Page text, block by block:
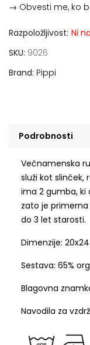
→ Obvesti me, ko
Razpoložljivost: Ni
SKU 9026
Brand Pippi
Podrobnosti
Večnamenska
služi kot slinček,
ima 2 gumba, ki
zato je
do 3 let starosti.
Dimenzije:
Sestava: 65%
Blagovna
Navodila za